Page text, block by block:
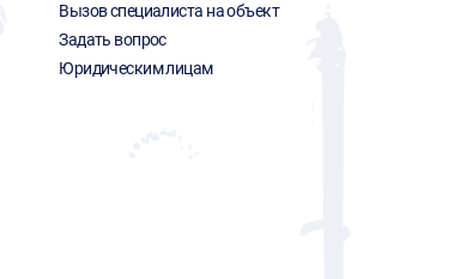
Вызов специалиста на объект
Задать вопрос
Юридическим лицам